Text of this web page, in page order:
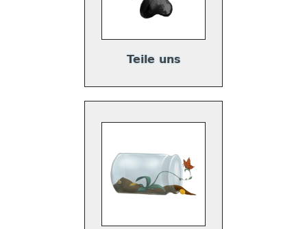
Teile uns